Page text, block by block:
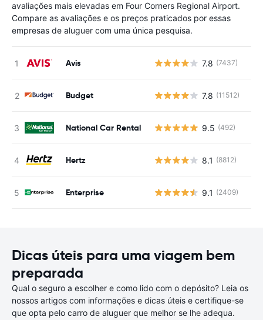
avaliações mais elevadas em Four Corners Regional Airport.
Compare as avaliações e os preços praticados por essas
empresas de aluguer com uma única pesquisa.
Avis 7.8 (7437)
Budget 7.8 (11512)
National Car Rental 9.5 (492)
Hertz 8.1 (8812)
Enterprise 9.1 (2409)
Dicas úteis para uma viagem bem
preparada
Qual o seguro a escolher e como lido com o depósito? Leia os
nossos artigos com informações e dicas úteis e certifique-se
que opta pelo carro de aluguer que melhor se lhe adequa.